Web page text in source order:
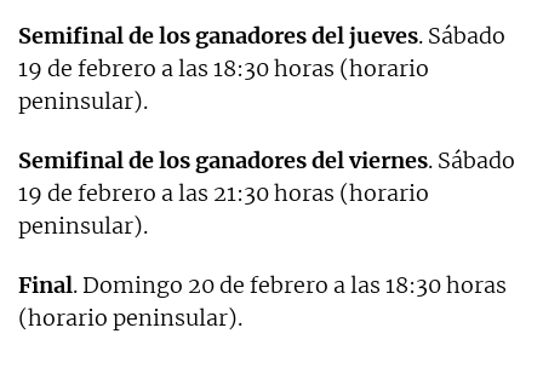
Semifinal de los ganadores del jueves. Sábado
19 de febrero a las 18:30 horas (horario
peninsular).
Semifinal de los ganadores del viernes. Sábado
19 de febrero a las 21:30 horas (horario
peninsular).
Final. Domingo 20 de febrero a las 18:30 horas
(horario peninsular).